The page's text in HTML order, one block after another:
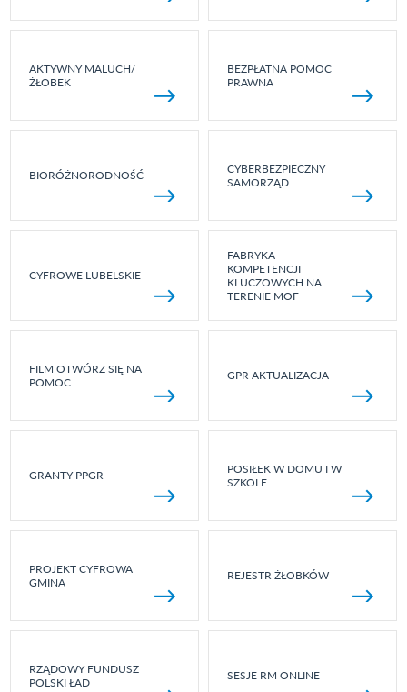
AKTYWNY MALUCH/
ŻŁOBEK
BEZPŁATNA POMOC
PRAWNA
BIORÓŻNORODNOŚĆ
CYBERBEZPIECZNY
SAMORZĄD
CYFROWE LUBELSKIE
FABRYKA
KOMPETENCJI
KLUCZOWYCH NA
TERENIE MOF
FILM OTWÓRZ SIĘ NA
POMOC
GPR AKTUALIZACJA
GRANTY PPGR
POSIŁEK W DOMU I W
SZKOLE
PROJEKT CYFROWA
GMINA
REJESTR ŻŁOBKÓW
RZĄDOWY FUNDUSZ
POLSKI ŁAD
SESJE RM ONLINE